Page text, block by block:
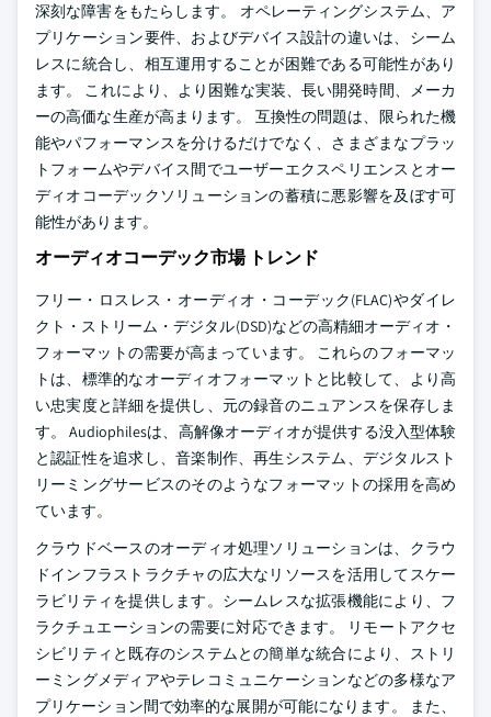
深刻な障害をもたらします。 オペレーティングシステム、ア
プリケーション要件、およびデバイス設計の違いは、シーム
レスに統合し、相互運用することが困難である可能性があり
ます。 これにより、より困難な実装、長い開発時間、メーカ
ーの高価な生産が高まります。 互換性の問題は、限られた機
能やパフォーマンスを分けるだけでなく、さまざまなプラッ
トフォームやデバイス間でユーザーエクスペリエンスとオー
ディオコーデックソリューションの蓄積に悪影響を及ぼす可
能性があります。
オーディオコーデック市場 トレンド
フリー・ロスレス・オーディオ・コーデック(FLAC)やダイレ
クト・ストリーム・デジタル(DSD)などの高精細オーディオ・
フォーマットの需要が高まっています。 これらのフォーマッ
トは、標準的なオーディオフォーマットと比較して、より高
い忠実度と詳細を提供し、元の録音のニュアンスを保存しま
す。 Audiophilesは、高解像オーディオが提供する没入型体験
と認証性を追求し、音楽制作、再生システム、デジタルスト
リーミングサービスのそのようなフォーマットの採用を高め
ています。
クラウドベースのオーディオ処理ソリューションは、クラウ
ドインフラストラクチャの広大なリソースを活用してスケー
ラビリティを提供します。シームレスな拡張機能により、フ
ラクチュエーションの需要に対応できます。 リモートアクセ
シビリティと既存のシステムとの簡単な統合により、ストリ
ーミングメディアやテレコミュニケーションなどの多様なア
プリケーション間で効率的な展開が可能になります。 また、